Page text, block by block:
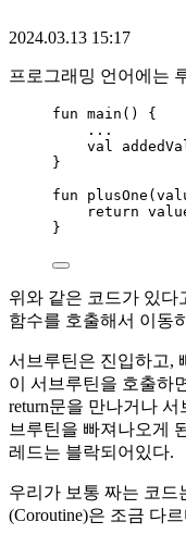
2024.03.13 15:17
프로그래밍 언어에는
fun main () {
.. .
val
}
fun
plusOne (
return
}
위와 같은 코드가 있다
함수를 호출해서 이동
서브루틴은 진입하고,
이 서브루틴을 호출하
return문을 만나거나
브루틴을 빠져나오게
레드는 블락되어있다.
우리가 보통 짜는 코드
(Coroutine)은 조금 다